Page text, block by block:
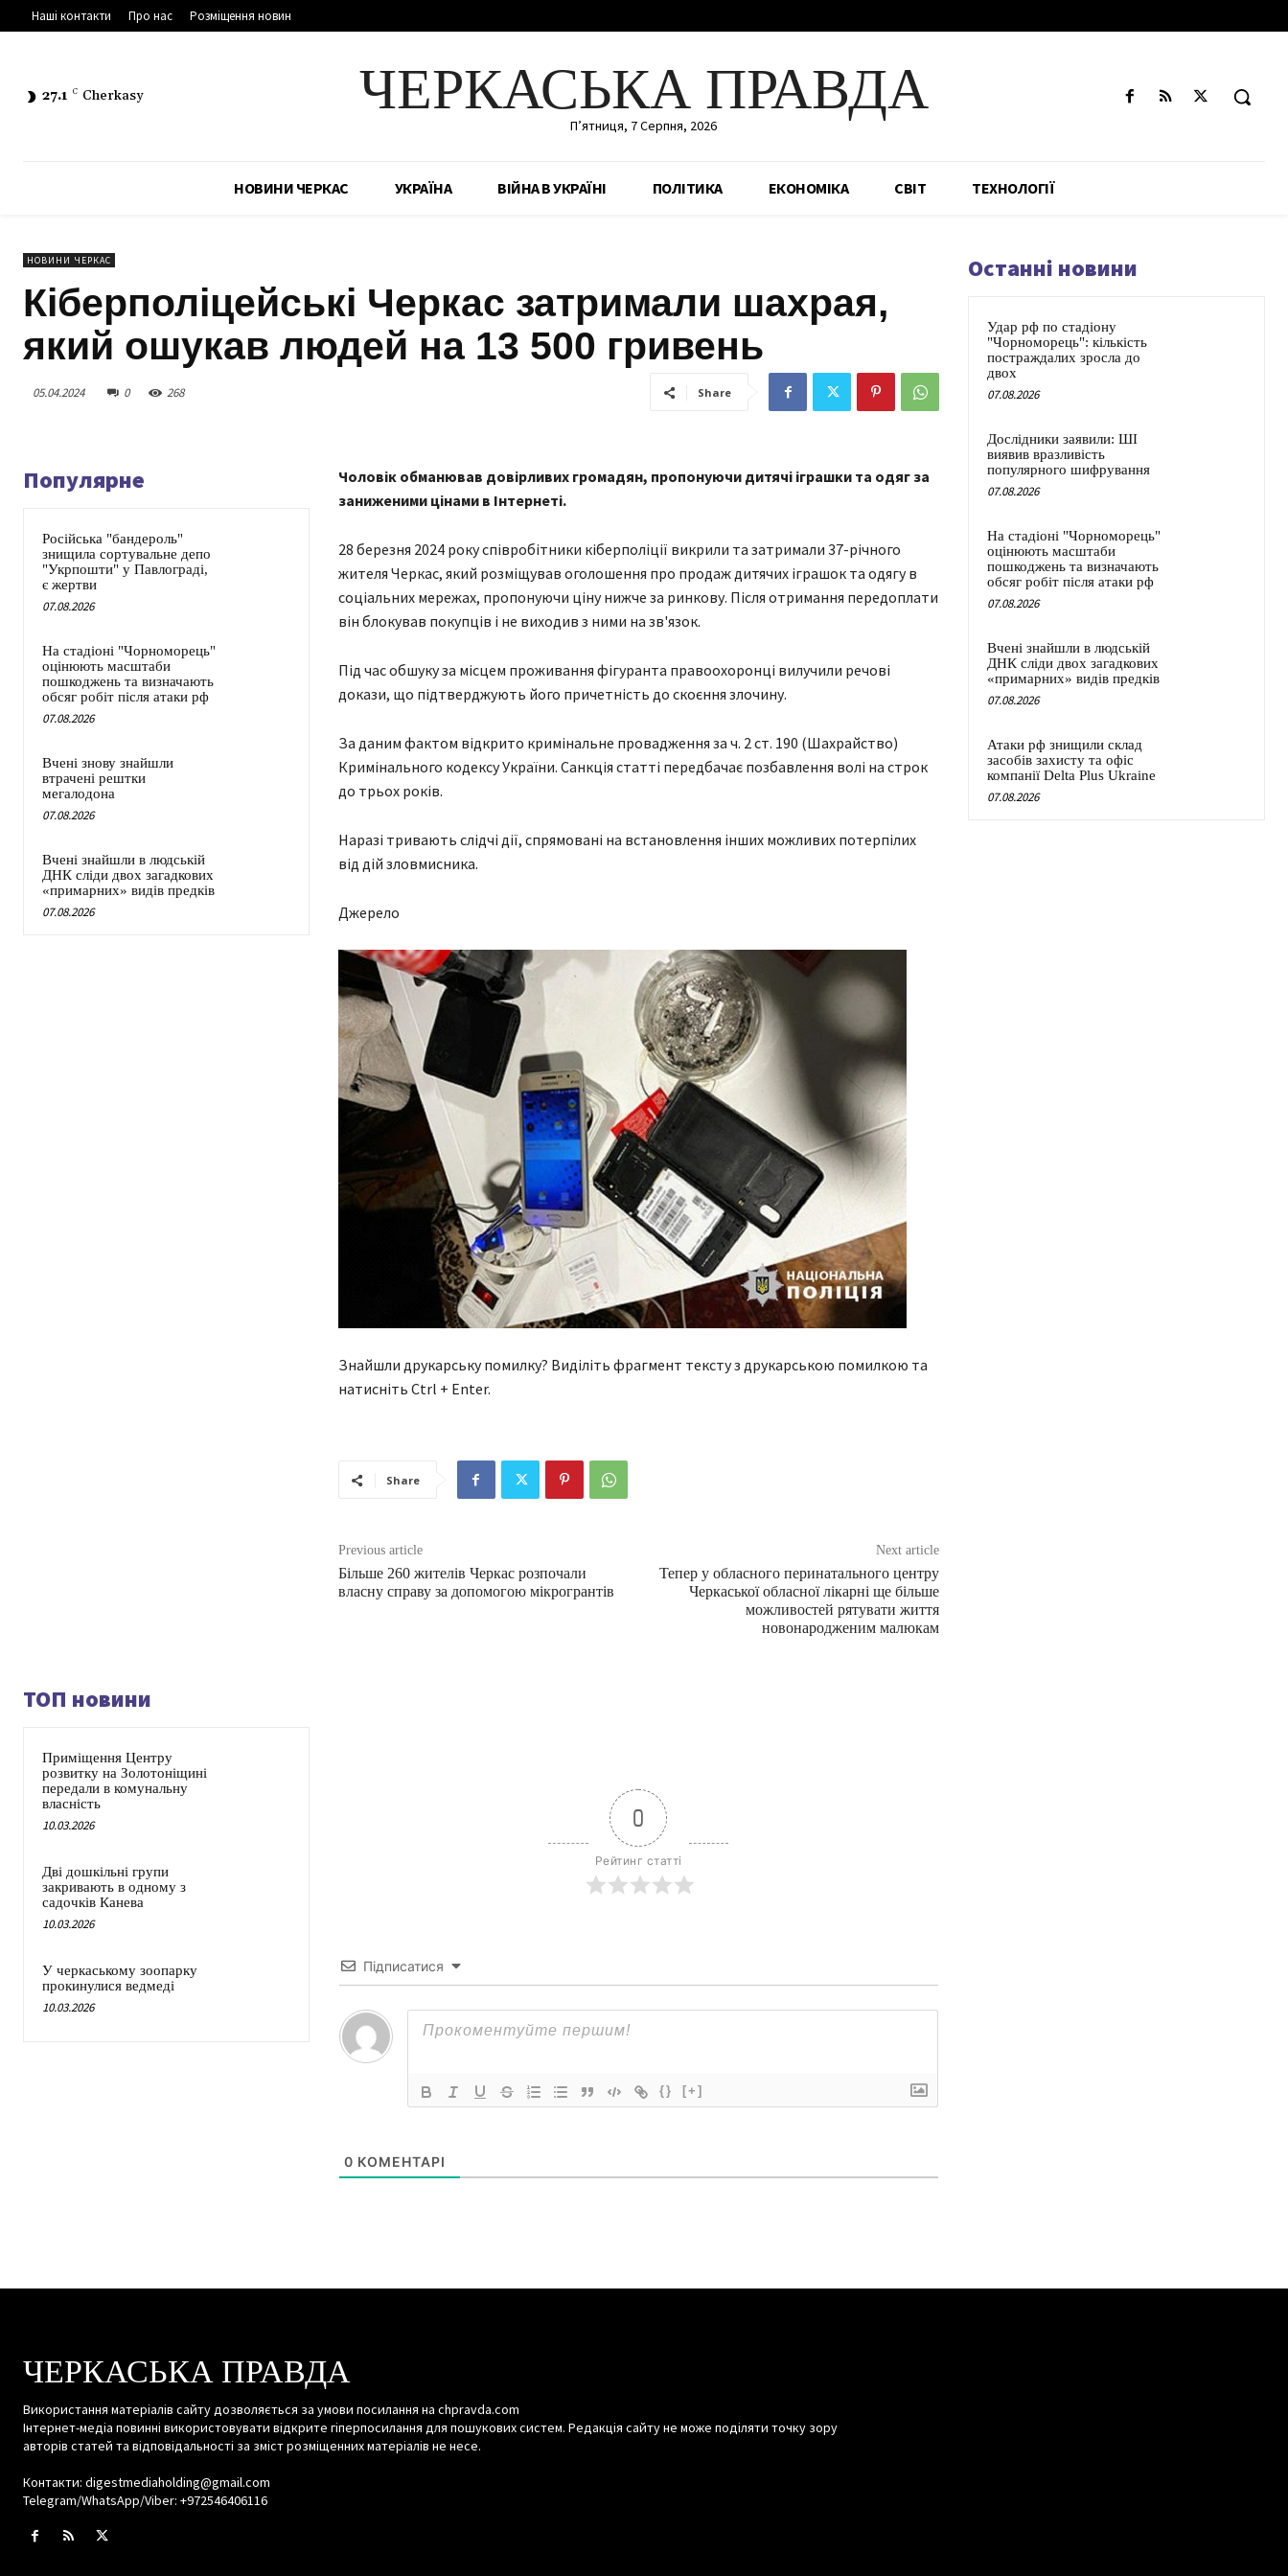
Наші контакти Про нас Розміщення новин
27.1 C Cherkasy ЧЕРКАСЬКА ПРАВДА
П’ятниця, 7 Серпня, 2026
НОВИНИ ЧЕРКАС УКРАЇНА ВІЙНА В УКРАЇНІ ПОЛІТИКА ЕКОНОМІКА СВІТ ТЕХНОЛОГІЇ
НОВИНИ ЧЕРКАС
Кіберполіцейські Черкас затримали шахрая,
який ошукав людей на 13 500 гривень
05.04.2024 0 268 Share
Популярне
Російська "бандероль"
знищила сортувальне депо
"Укрпошти" у Павлограді,
є жертви
07.08.2026
На стадіоні "Чорноморець"
оцінюють масштаби
пошкоджень та визначають
обсяг робіт після атаки рф
07.08.2026
Вчені знову знайшли
втрачені рештки
мегалодона
07.08.2026
Вчені знайшли в людській
ДНК сліди двох загадкових
«примарних» видів предків
07.08.2026
Чоловік обманював довірливих громадян, пропонуючи дитячі іграшки та одяг за
заниженими цінами в Інтернеті.
28 березня 2024 року співробітники кіберполіції викрили та затримали 37-річного
жителя Черкас, який розміщував оголошення про продаж дитячих іграшок та одягу в
соціальних мережах, пропонуючи ціну нижче за ринкову. Після отримання передоплати
він блокував покупців і не виходив з ними на зв'язок.
Під час обшуку за місцем проживання фігуранта правоохоронці вилучили речові
докази, що підтверджують його причетність до скоєння злочину.
За даним фактом відкрито кримінальне провадження за ч. 2 ст. 190 (Шахрайство)
Кримінального кодексу України. Санкція статті передбачає позбавлення волі на строк
до трьох років.
Наразі тривають слідчі дії, спрямовані на встановлення інших можливих потерпілих
від дій зловмисника.
Джерело
Знайшли друкарську помилку? Виділіть фрагмент тексту з друкарською помилкою та
натисніть Ctrl + Enter.
Share
Previous article
Більше 260 жителів Черкас розпочали
власну справу за допомогою мікрогрантів
Next article
Тепер у обласного перинатального центру
Черкаської обласної лікарні ще більше
можливостей рятувати життя
новонародженим малюкам
ТОП новини
Приміщення Центру
розвитку на Золотоніщині
передали в комунальну
власність
10.03.2026
Дві дошкільні групи
закривають в одному з
садочків Канева
10.03.2026
У черкаському зоопарку
прокинулися ведмеді
10.03.2026
0
Рейтинг статті
Підписатися
{} [+]
0 КОМЕНТАРІ
Останні новини
Удар рф по стадіону
"Чорноморець": кількість
постраждалих зросла до
двох
07.08.2026
Дослідники заявили: ШІ
виявив вразливість
популярного шифрування
07.08.2026
На стадіоні "Чорноморець"
оцінюють масштаби
пошкоджень та визначають
обсяг робіт після атаки рф
07.08.2026
Вчені знайшли в людській
ДНК сліди двох загадкових
«примарних» видів предків
07.08.2026
Атаки рф знищили склад
засобів захисту та офіс
компанії Delta Plus Ukraine
07.08.2026
ЧЕРКАСЬКА ПРАВДА
Використання матеріалів сайту дозволяється за умови посилання на chpravda.com
Інтернет-медіа повинні використовувати відкрите гіперпосилання для пошукових систем. Редакція сайту не може поділяти точку зору
авторів статей та відповідальності за зміст розміщенних матеріалів не несе.
Контакти: digestmediaholding@gmail.com
Telegram/WhatsApp/Viber: +972546406116